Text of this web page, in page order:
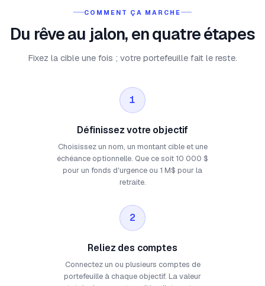
COMMENT ÇA MARCHE
Du rêve au jalon, en quatre étapes
Fixez la cible une fois ; votre portefeuille fait le reste.
1
Définissez votre objectif
Choisissez un nom, un montant cible et une
échéance optionnelle. Que ce soit 10 000 $
pour un fonds d'urgence ou 1 M$ pour la
retraite.
2
Reliez des comptes
Connectez un ou plusieurs comptes de
portefeuille à chaque objectif. La valeur